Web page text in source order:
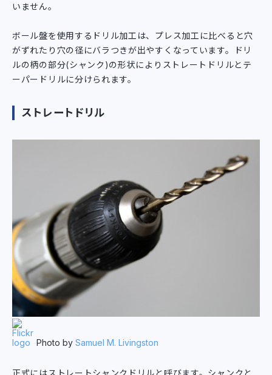
いません。
ボール盤を使用するドリル加工は、プレス加工に比べると穴
がずれたり穴の径にバラつきが出やすくなっています。ドリ
ルの柄の部分(シャンク)の形状によりストレートドリルとテ
ーパードリルに分けられます。
ストレートドリル
Photo by Samuel M. Livingston
正式にはストレートシャンクドリルと呼びます。シャンクと